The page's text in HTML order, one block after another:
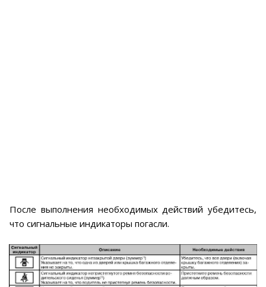
После выполнения необходимых действий убедитесь,
что сигнальные индикаторы погасли.